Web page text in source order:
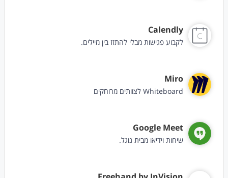
Calendly
לקבוע פגישות מבלי להתזז בין מיילים.
Miro
Whiteboard לצוותים מרוחקים
Google Meet
שיחות וידיאו מבית גוגל.